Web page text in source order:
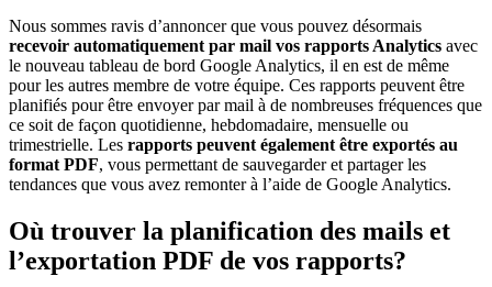
Nous sommes ravis d’annoncer que vous pouvez désormais
recevoir automatiquement par mail vos rapports Analytics avec
le nouveau tableau de bord Google Analytics, il en est de même
pour les autres membre de votre équipe. Ces rapports peuvent être
planifiés pour être envoyer par mail à de nombreuses fréquences que
ce soit de façon quotidienne, hebdomadaire, mensuelle ou
trimestrielle. Les rapports peuvent également être exportés au
format PDF, vous permettant de sauvegarder et partager les
tendances que vous avez remonter à l’aide de Google Analytics.
Où trouver la planification des mails et
l’exportation PDF de vos rapports?